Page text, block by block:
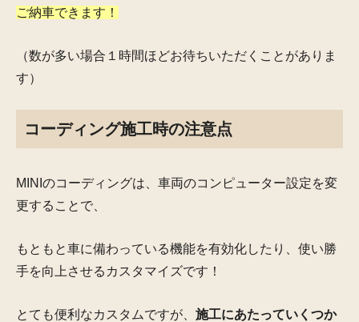
ご納車できます！
（数が多い場合１時間ほどお待ちいただくことがありま
す）
コーディング施工時の注意点
MINIのコーディングは、車両のコンピューター設定を変
更することで、
もともと車に備わっている機能を有効化したり、使い勝
手を向上させるカスタマイズです！
とても便利なカスタムですが、 施工にあたっていくつか